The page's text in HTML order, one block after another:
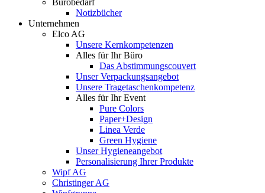
Notizbücher
Unternehmen
Elco AG
Unsere Kernkompetenzen
Alles für Ihr Büro
Das Abstimmungscouvert
Unser Verpackungsangebot
Unsere Tragetaschenkompetenz
Alles für Ihr Event
Pure Colors
Paper+Design
Linea Verde
Green Hygiene
Unser Hygieneangebot
Personalisierung Ihrer Produkte
Wipf AG
Christinger AG